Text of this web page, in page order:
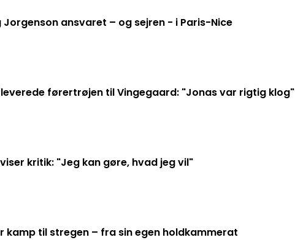
ansvaret – og sejren - i Paris-Nice
førertrøjen til Vingegaard: "Jonas var rigtig klog"
kritik: "Jeg kan gøre, hvad jeg vil"
kamp til stregen – fra sin egen holdkammerat